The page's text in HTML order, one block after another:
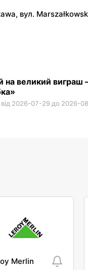
вул.
на великий виграш
від 2026-07-29 до 2026-
Merlin